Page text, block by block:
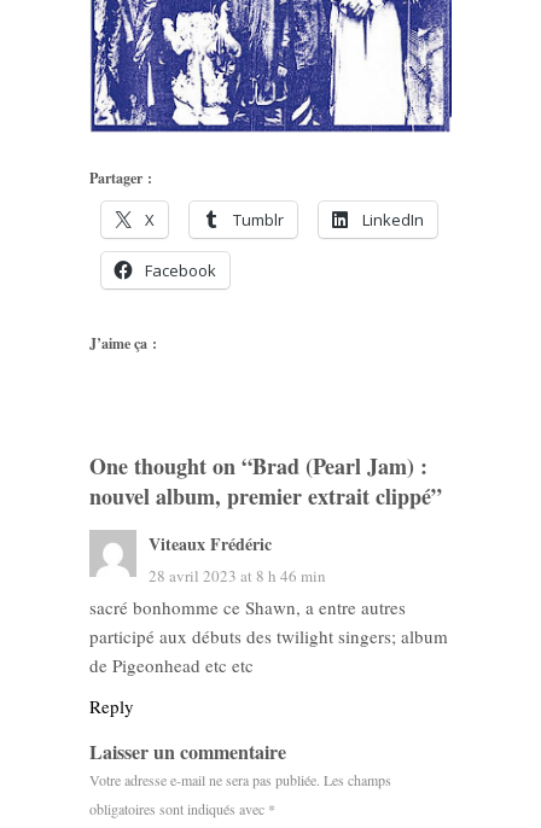
Partager :
X Tumblr LinkedIn
Facebook
J’aime ça :
One thought on “Brad (Pearl Jam) :
nouvel album, premier extrait clippé”
Viteaux Frédéric
28 avril 2023 at 8 h 46 min
sacré bonhomme ce Shawn, a entre autres
participé aux débuts des twilight singers; album
de Pigeonhead etc etc
Reply
Laisser un commentaire
Votre adresse e-mail ne sera pas publiée. Les champs
obligatoires sont indiqués avec *